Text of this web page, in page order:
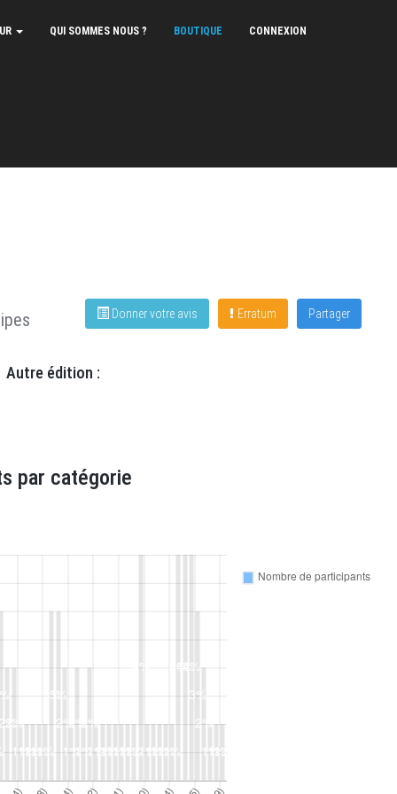
QUI SOMMES NOUS ? BOUTIQUE CONNEXION
Partager
Erratum
Donner votre avis
Autre édition :
par catégorie